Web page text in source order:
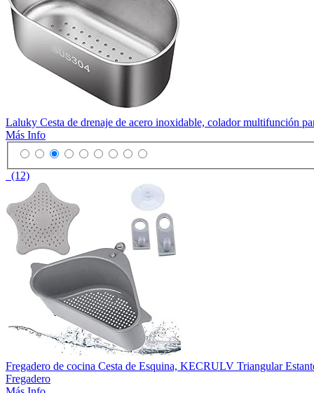
Laluky Cesta de drenaje de acero inoxidable, colador multifunción
Más Info
(12)
Fregadero de cocina Cesta de Esquina, KECRULV Triangular
Fregadero